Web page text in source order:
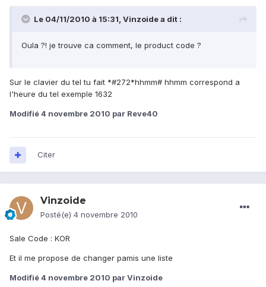
Le 04/11/2010 à 15:31, Vinzoide a dit :
Oula ?! je trouve ca comment, le product code ?
Sur le clavier du tel tu fait *#272*hhmm# hhmm correspond a
l'heure du tel exemple 1632
Modifié4 novembre 2010 par Reve40
Citer
Vinzoide
Posté(e) 4 novembre 2010
Sale Code : KOR
Et il me propose de changer pamis une liste
Modifié4 novembre 2010 par Vinzoide